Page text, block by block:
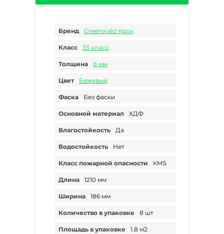
Бренд Greenwald Крок
Класс 33 класс
Толщина 8 мм
Цвет Бежевый
Фаска Без фаски
Основной материал ХДФ
Влагостойкость Да
Водостойкость Нет
Класс пожарной опасности КМ5
Длина 1210 мм
Ширина 186 мм
Количество в упаковке 8 шт
Площадь в упаковке 1.8 м2